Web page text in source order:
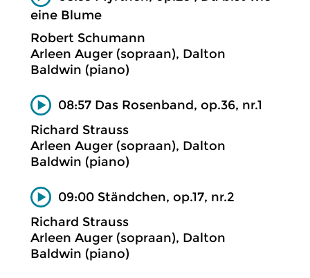
eine Blume
Robert Schumann
Arleen Auger (sopraan), Dalton
Baldwin (piano)
08:57 Das Rosenband, op.36, nr.1
Richard Strauss
Arleen Auger (sopraan), Dalton
Baldwin (piano)
09:00 Ständchen, op.17, nr.2
Richard Strauss
Arleen Auger (sopraan), Dalton
Baldwin (piano)